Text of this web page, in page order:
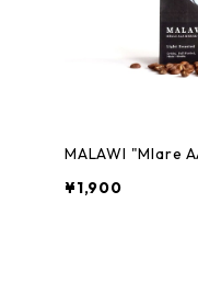
MALAWI "Mlare
¥1,900